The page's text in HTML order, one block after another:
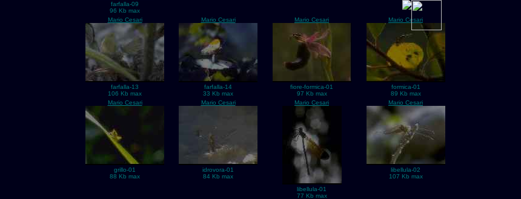
farfalla-09
96 Kb max
Mario Cesari
farfalla-13
106 Kb max
Mario Cesari
farfalla-14
33 Kb max
Mario Cesari
fiore-formica-01
97 Kb max
Mario Cesari
formica-01
89 Kb max
Mario Cesari
grillo-01
88 Kb max
Mario Cesari
idrovora-01
84 Kb max
Mario Cesari
libellula-01
77 Kb max
Mario Cesari
libellula-02
107 Kb max